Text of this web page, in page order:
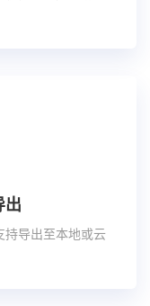
出
持导出至本地或云